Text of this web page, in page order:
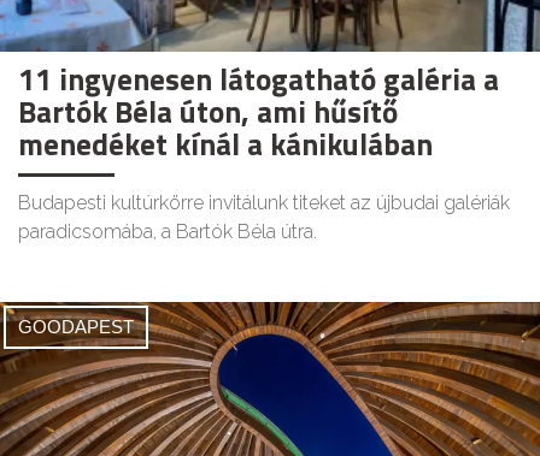
11 ingyenesen látogatható galéria a
Bartók Béla úton, ami hűsítő
menedéket kínál a kánikulában
Budapesti kultúrkörre invitálunk titeket az újbudai galériák
paradicsomába, a Bartók Béla útra.
GOODAPEST